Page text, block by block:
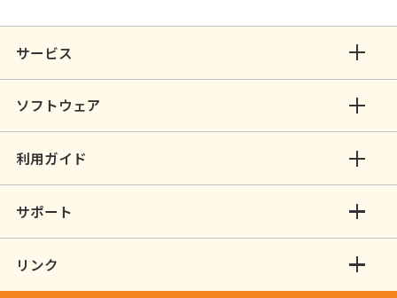
サービス
ソフトウェア
利用ガイド
サポート
リンク